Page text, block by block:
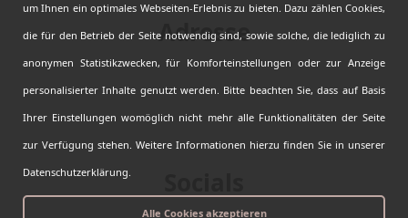
Adresse
Kanada-Urlaub.de by Fasten your Seatbelts
06071 - 826 1000
um Ihnen ein optimales Webseiten-Erlebnis zu bieten. Dazu zählen Cookies,
die für den Betrieb der Seite notwendig sind, sowie solche, die lediglich zu
anonymen Statistikzwecken, für Komforteinstellungen oder zur Anzeige
personalisierter Inhalte genutzt werden. Bitte beachten Sie, dass auf Basis
Ihrer Einstellungen womöglich nicht mehr alle Funktionalitäten der Seite
zur Verfügung stehen. Weitere Informationen hierzu finden Sie in unserer
Datenschutzerklärung.
Alle Cookies akzeptieren